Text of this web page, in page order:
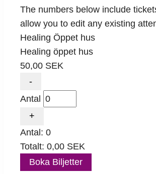
The numbers below include
allow you to edit any existing
Healing Öppet hus
Healing öppet hus
50,00 SEK
Minska
biljettantalet
för
Healing
hus
-
Antal
Increase
quantity
for
Healing
Öppet
+
Antal: 0
Totalt: 0,00 SEK
Boka Biljetter